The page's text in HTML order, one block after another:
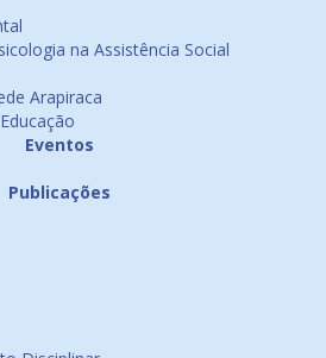
na Assistência Social
Arapiraca
Eventos
Publicações